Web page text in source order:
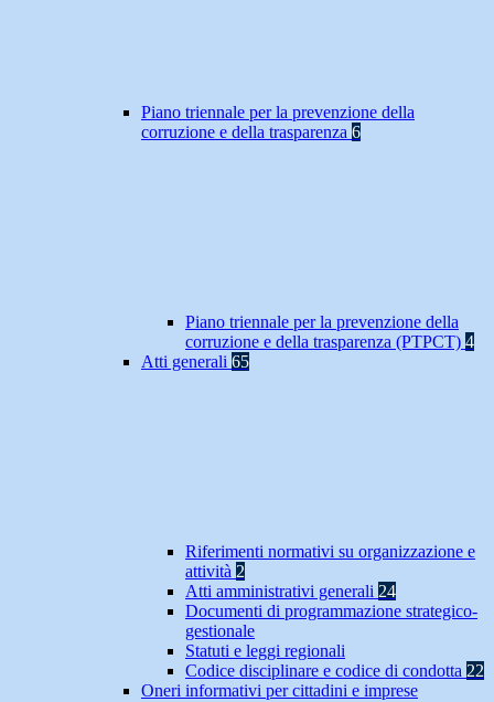
Piano triennale per la prevenzione della
corruzione e della trasparenza 6
Piano triennale per la prevenzione della
corruzione e della trasparenza (PTPCT) 4
Atti generali 65
Riferimenti normativi su organizzazione e
attività 2
Atti amministrativi generali 24
Documenti di programmazione strategico-
gestionale
Statuti e leggi regionali
Codice disciplinare e codice di condotta 22
Oneri informativi per cittadini e imprese